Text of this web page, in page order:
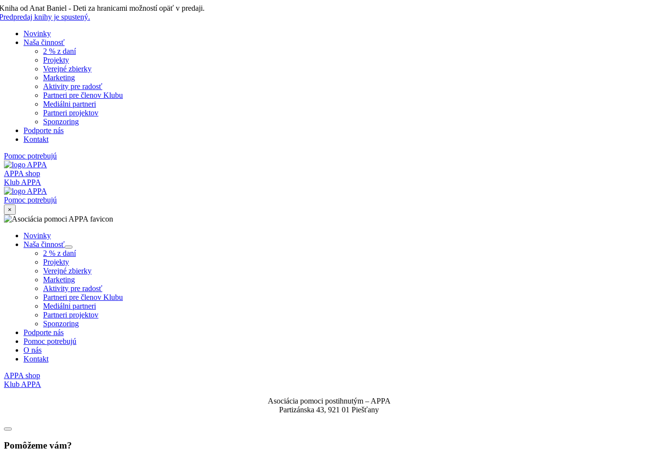
Skip
to
Kniha od Anat Baniel - Deti za hranicami možností opäť v predaji.
Predpredaj knihy je spustený.
Novinky
Naša činnosť
2 % z daní
Projekty
Verejné zbierky
Marketing
Aktivity pre radosť
Partneri pre členov Klubu
Mediálni partneri
Partneri projektov
Sponzoring
Podporte nás
Kontakt
Pomoc potrebujú
APPA shop
Klub APPA
Pomoc potrebujú
×
Novinky
Naša činnosť
Submenu
2 % z daní
Projekty
Verejné zbierky
Marketing
Aktivity pre radosť
Partneri pre členov Klubu
Mediálni partneri
Partneri projektov
Sponzoring
Podporte nás
Pomoc potrebujú
O nás
Kontakt
APPA shop
Klub APPA
Asociácia pomoci postihnutým – APPA
Partizánska 43, 921 01 Piešťany
Pomôžeme vám?